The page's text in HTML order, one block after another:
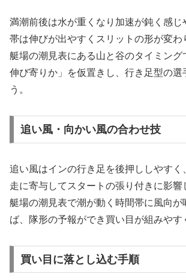
満潮前後は水が重くなり加速が鈍く感じ
帯は伸びが出やすくスリットの形が変わ
艇場の潮見表にある山と谷のタイミング
伸び寄りか」を仮置きし、行き足型の選
う。
追い風・向かい風の合わせ技
追い風はインの行き足を後押ししやすく
走に寄与してスタートの張り付きに影響
艇場の潮見表で潮が動く時間帯に風向が
ば、隊形の予報ができ買い目が組みやす
買い目に落とし込む手順